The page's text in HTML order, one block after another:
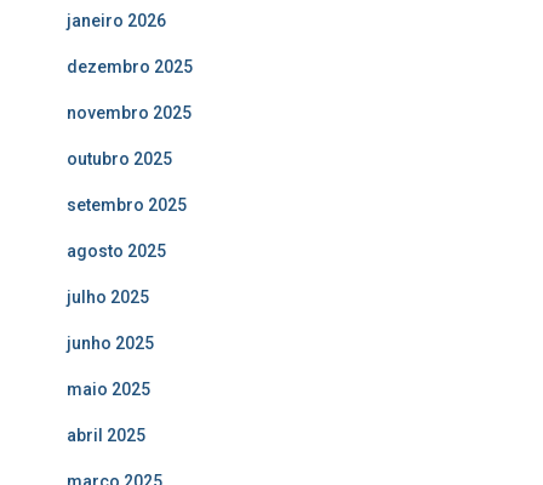
janeiro 2026
dezembro 2025
novembro 2025
outubro 2025
setembro 2025
agosto 2025
julho 2025
junho 2025
maio 2025
abril 2025